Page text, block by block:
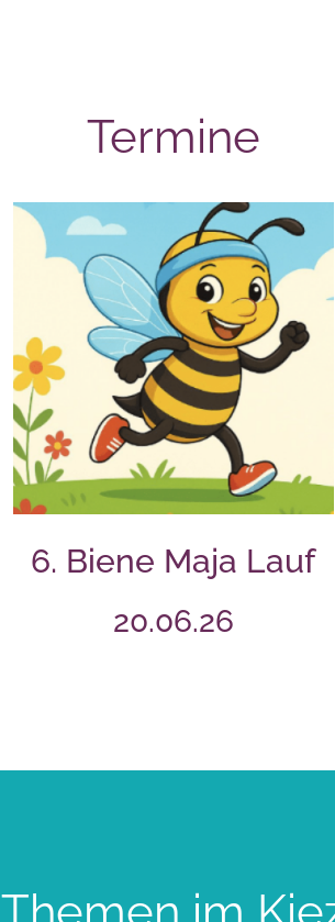
Termine
6. Biene Maja Lauf
20.06.26